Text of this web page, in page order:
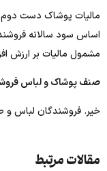
مالیات پوشاک دست
اساس سود سالانه
مشمول مالیات بر ارزش
صنف پوشاک و لباس
خیر. فروشندگان لباس و
مقالات مرتبط